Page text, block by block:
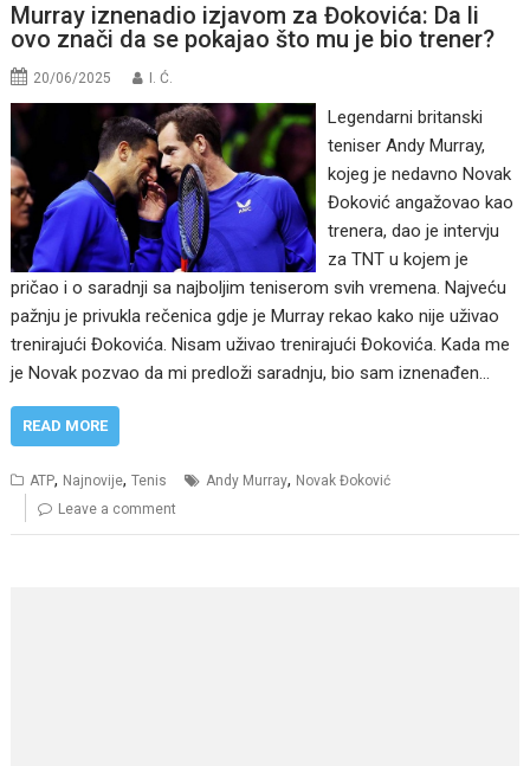
Murray iznenadio izjavom za Đokovića: Da li
ovo znači da se pokajao što mu je bio trener?
20/06/2025 I. Ć.
Legendarni britanski
teniser Andy Murray,
kojeg je nedavno Novak
Đoković angažovao kao
trenera, dao je intervju
za TNT u kojem je
pričao i o saradnji sa najboljim teniserom svih vremena. Najveću
pažnju je privukla rečenica gdje je Murray rekao kako nije uživao
trenirajući Đokovića. Nisam uživao trenirajući Đokovića. Kada me
je Novak pozvao da mi predloži saradnju, bio sam iznenađen…
READ MORE
ATP, Najnovije,Tenis Andy Murray, Novak Đoković
Leave a comment